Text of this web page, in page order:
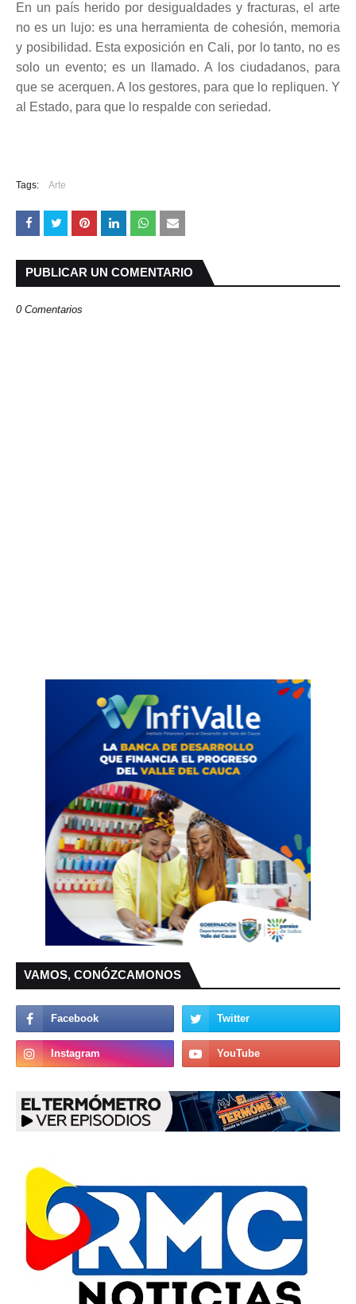
En un país herido por desigualdades y fracturas, el arte
no es un lujo: es una herramienta de cohesión, memoria
y posibilidad. Esta exposición en Cali, por lo tanto, no es
solo un evento; es un llamado. A los ciudadanos, para
que se acerquen. A los gestores, para que lo repliquen. Y
al Estado, para que lo respalde con seriedad.
Tags: Arte
PUBLICAR UN COMENTARIO
0 Comentarios
VAMOS, CONÓZCAMONOS